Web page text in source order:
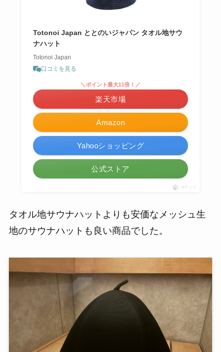
Totonoi Japan ととのいジャパン タオル地サウ
ナハット
Totonoi Japan
口コミを見る
Amazon
＼ポイント最大11倍！／
楽天市場
Yahooショッピング
公式ストア
ポチップ
タオル地サウナハットよりも安価なメッシュ生
地のサウナハットも良い商品でした。